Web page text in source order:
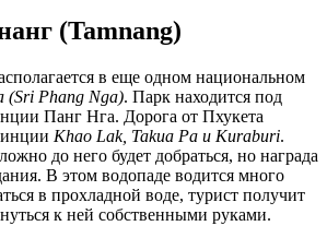
(Tamnang)
в еще одном национальном
Phang Nga). Парк находится под
Панг Нга. Дорога от Пхукета
Khao Lak, Takua Pa и Kuraburi.
до него будет добраться, но награда
В этом водопаде водится много
в прохладной воде, турист получит
к ней собственными руками.